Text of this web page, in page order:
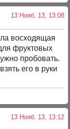
13 Нояб. 13, 13:08
восходящая
фруктовых
пробовать.
его в руки
13 Нояб. 13, 13:12